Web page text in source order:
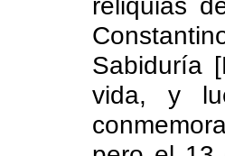
Sabiduría
vida, y